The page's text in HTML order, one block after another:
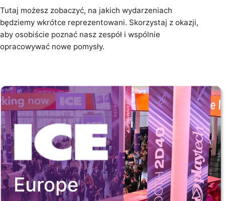
Tutaj możesz zobaczyć, na jakich wydarzeniach
będziemy wkrótce reprezentowani. Skorzystaj z okazji,
aby osobiście poznać nasz zespół i wspólnie
opracowywać nowe pomysły.